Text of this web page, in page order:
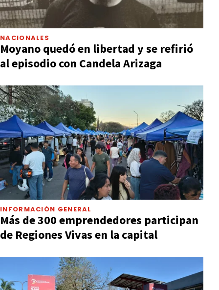
NACIONALES
Moyano quedó en libertad y se refirió
al episodio con Candela Arizaga
INFORMACIÓN GENERAL
Más de 300 emprendedores participan
de Regiones Vivas en la capital